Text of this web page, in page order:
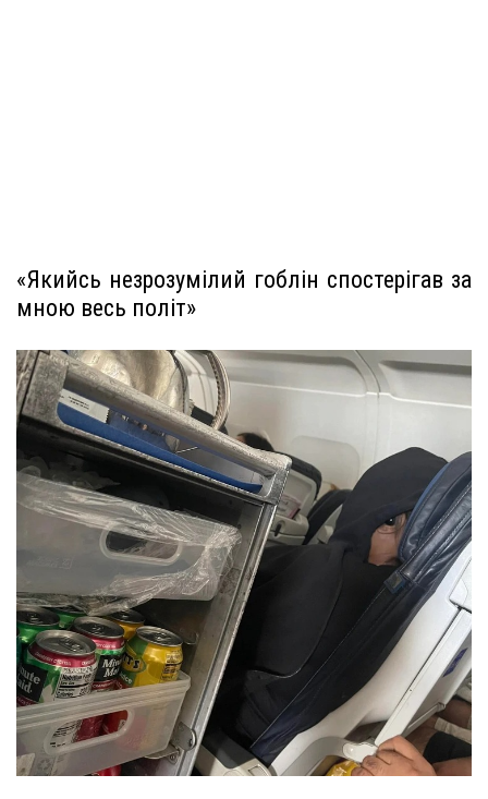
«Якийсь незрозумілий гоблін спостерігав за
мною весь політ»